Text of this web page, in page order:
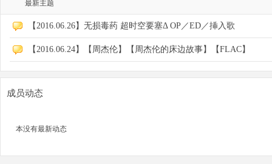
好
最新主题
【2016.06.26】无损毒药 超时空要塞Δ OP／ED／挿入歌
【2016.06.24】【周杰伦】【周杰伦的床边故事】【FLAC】
成员动态
本没有最新动态